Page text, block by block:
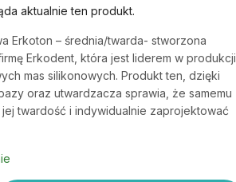
aktualnie ten produkt.
Erkoton – średnia/twarda- stworzona
Erkodent, która jest liderem w produkcji
mas silikonowych. Produkt ten, dzięki
oraz utwardzacza sprawia, że samemu
twardość i indywidualnie zaprojektować